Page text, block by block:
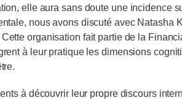
elle aura sans doute une incidence
nous avons discuté avec Natasha
organisation fait partie de la
à leur pratique les dimensions
à découvrir leur propre discours